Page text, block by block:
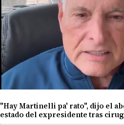
"Hay Martinelli pa' rato", dijo el
estado del expresidente tras